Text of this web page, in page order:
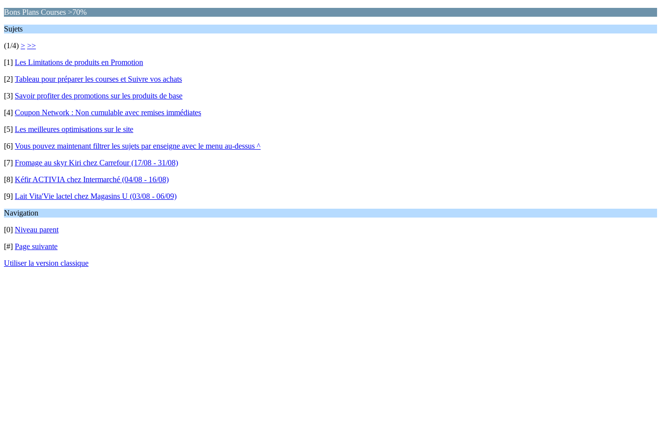
Bons Plans Courses >70%
Sujets
(1/4) > >>
[1] Les Limitations de produits en Promotion
[2] Tableau pour préparer les courses et Suivre vos achats
[3] Savoir profiter des promotions sur les produits de base
[4] Coupon Network : Non cumulable avec remises immédiates
[5] Les meilleures optimisations sur le site
[6] Vous pouvez maintenant filtrer les sujets par enseigne avec le menu au-dessus ^
[7] Fromage au skyr Kiri chez Carrefour (17/08 - 31/08)
[8] Kéfir ACTIVIA chez Intermarché (04/08 - 16/08)
[9] Lait Vita'Vie lactel chez Magasins U (03/08 - 06/09)
Navigation
[0] Niveau parent
[#] Page suivante
Utiliser la version classique